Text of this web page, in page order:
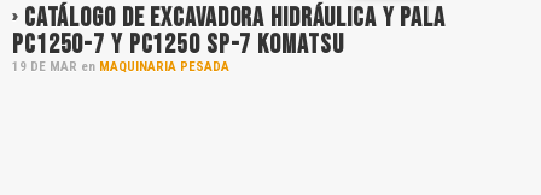
CATÁLOGO DE EXCAVADORA HIDRÁULICA Y PALA
PC1250-7 Y PC1250 SP-7 KOMATSU
19 DE MAR en MAQUINARIA PESADA